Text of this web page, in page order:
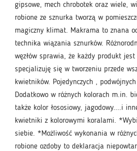
gipsowe, mech chrobotek oraz wiele,
robione ze sznurka tworzą w
magiczny klimat. Makrama to znana
technika wiązania sznurków.
węzłów sprawia, że każdy produkt
specjalizuję się w tworzeniu przede
kwietników. Pojedynczych ,
Dodatkowo w różnych kolorach m.in.
także kolor łososiowy, jagodowy....i
kwietniki z kolorowymi koralami.
siebie. *Możliwość wykonania w
robione ozdoby to deklaracja